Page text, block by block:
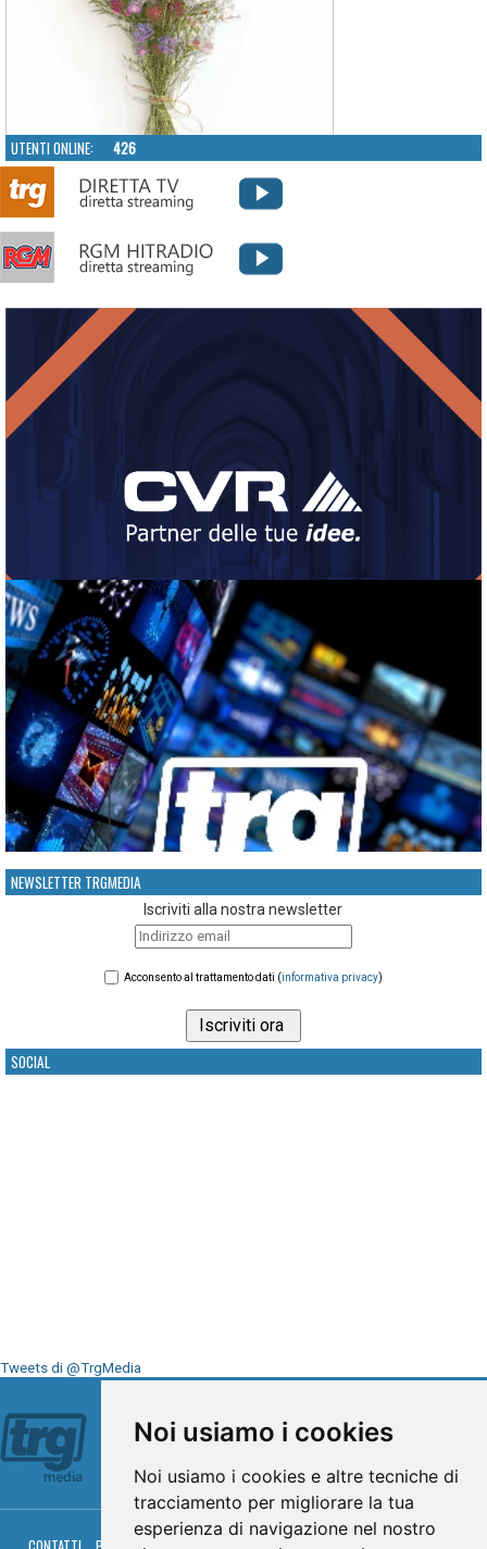
Noi usiamo i cookies
Noi usiamo i cookies e altre tecniche di
tracciamento per migliorare la tua
esperienza di navigazione nel nostro
UTENTI ONLINE: 426
NEWSLETTER TRGMEDIA
Iscriviti alla nostra newsletter
Acconsento al trattamento dati (informativa privacy)
SOCIAL
Tweets di @TrgMedia